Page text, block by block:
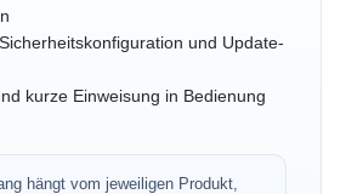
und Update-
kurze Einweisung in Bedienung
hängt vom jeweiligen Produkt,